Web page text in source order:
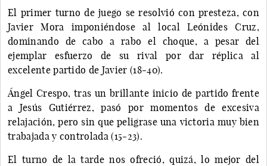
El primer turno de juego se resolvió con presteza, con
Javier Mora imponiéndose al local Leónides Cruz,
dominando de cabo a rabo el choque, a pesar del
ejemplar esfuerzo de su rival por dar réplica al
excelente partido de Javier (18-40).
Ángel Crespo, tras un brillante inicio de partido frente
a Jesús Gutiérrez, pasó por momentos de excesiva
relajación, pero sin que peligrase una victoria muy bien
trabajada y controlada (15-23).
El turno de la tarde nos ofreció, quizá, lo mejor del